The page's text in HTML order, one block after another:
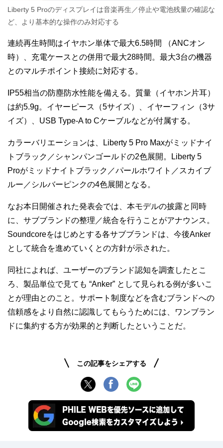
Liberty 5 Proのディスプレイは音楽再生／停止や電池残量の確認な
ど、より基本的な操作のみ対応する
連続再生時間はイヤホン単体で最大6.5時間
（ANCオン
時）、充電ケースとの併用で最大28時間。最大3台の機器
とのマルチポイント接続に対応する。
IP55相当の防塵防水性能を備える。質量（イヤホン片耳）
は約5.9g。イヤーピース（5サイズ）、イヤーフィン（3サ
イズ）、USB Type-A to Cケーブルなどが付属する。
カラーバリエーションは、Liberty 5 Pro Maxがミッドナイ
トブラック／シャンパンゴールドの2色展開。Liberty 5
Proがミッドナイトブラック／パールホワイト／スカイブ
ルー／シルバーピンクの4色展開となる。
なお本日開催された発表会では、本モデルの披露と同時
に、サブブランドの整理／統合を行うことがアナウンス。
Soundcoreをはじめとする各サブブランドは、今後Anker
として統合を進めていくとの方針が示された。
同社によれば、ユーザーのブランド認知を調査したとこ
ろ、製品単位で見ても “Anker” として見られる例が多いこ
とが理由とのこと。サポート制度などを含むブランドへの
信頼感をより自然に認識してもらうためには、ワンブラン
ドに集約する方が効果的と判断したということだ。
この記事をシェアする